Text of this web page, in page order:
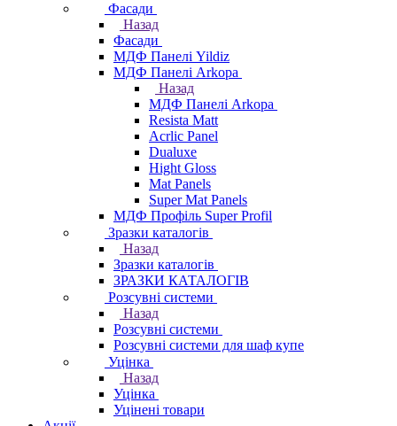
Фасади
Назад
Фасади
МДФ Панелі Yildiz
МДФ Панелі Arkopa
Назад
МДФ Панелі Arkopa
Resista Matt
Acrlic Panel
Dualuxe
Hight Gloss
Mat Panels
Super Mat Panels
МДФ Профіль Super Profil
Зразки каталогів
Назад
Зразки каталогів
ЗРАЗКИ КАТАЛОГІВ
Розсувні системи
Назад
Розсувні системи
Розсувні системи для шаф купе
Уцінка
Назад
Уцінка
Уцінені товари